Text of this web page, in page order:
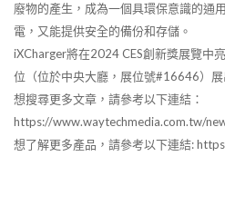
廢物的產生，成為一個具環保意識的通
電，又能提供安全的備份和存儲。
iXCharger將在2024 CES創新獎展覽中
位（位於中央大廳，展位號#16646）展
想搜尋更多文章，請參考以下連結：
https://www.waytechmedia.com.tw/
想了解更多產品，請參考以下連結: